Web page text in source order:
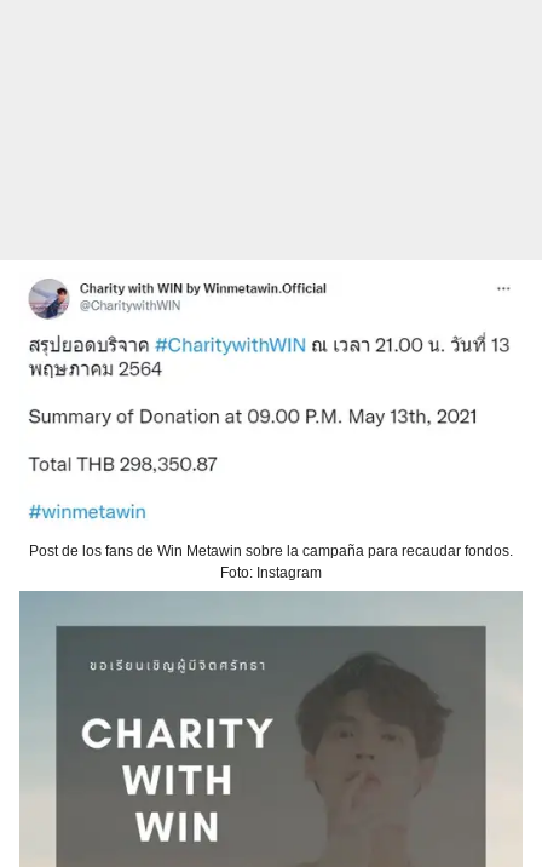
Post de los fans de Win Metawin sobre la campaña para recaudar fondos.
Foto: Instagram